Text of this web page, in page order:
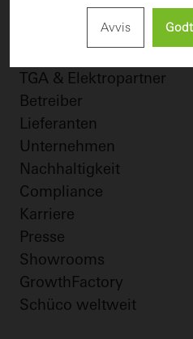
Architekten
TGA & Elektropartner
Betreiber
Lieferanten
Unternehmen
Nachhaltigkeit
Compliance
Karriere
Presse
Showrooms
GrowthFactory
Schüco weltweit
Avvis